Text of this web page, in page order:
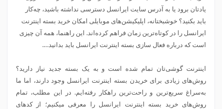
یادتان برود یا به آدرس سایت ایرانسل دسترسی نداشته باشید، چه‌کار
باید بکنید؟ خوشبختانه، اپلیکیشن‌های موبایلی امکان خرید بسته اینترنت
ایرانسل را در کوتاه‌ترین زمان فراهم کرده‌اند. این راهنما، همه آن چیزی
است که درباره فعال سازی بسته اینترنت ایرانسل باید بدانید….
اینترنت گوشی‌تان تمام شده است و به یک بسته جدید نیاز دارید؟
روش‌های زیادی برای خریدن بسته اینترنت ایرانسل وجود دارند، اما ما
به‌سراغ سریع‌ترین و راحت‌ترین راهکار رفته‌ایم. در این مطلب، تمام
روش‌های خرید بسته اینترنت ایرانسل را معرفی می‎کنیم؛ از کدهای